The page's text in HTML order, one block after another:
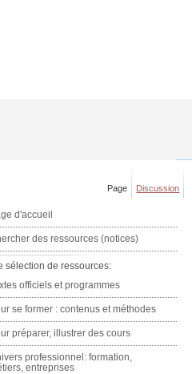
Page Discussion
d'accueil
des ressources (notices)
sélection de ressources:
officiels et programmes
se former : contenus et méthodes
préparer, illustrer des cours
professionnel: formation,
entreprises